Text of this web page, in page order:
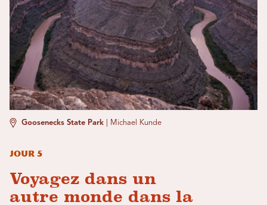
Goosenecks State Park Michael Kunde
Jour 5
Voyagez dans un
autre monde dans la